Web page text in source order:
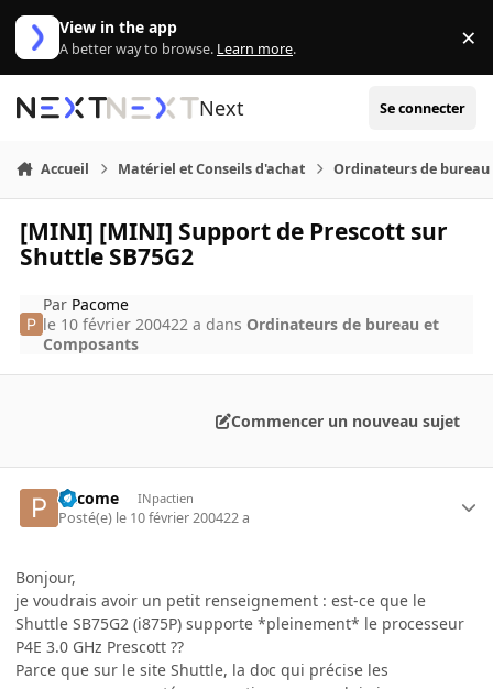
Aller au contenu
View in the app
A better way to browse. Learn more. ×
Next Se connecter
Accueil Matériel et Conseils d'achat Ordinateurs de bureau
[MINI] [MINI] Support de Prescott sur
Shuttle SB75G2
Par Pacome
le 10 février 200422 a dans Ordinateurs de bureau et
Composants
Commencer un nouveau sujet
Pacome INpactien
Posté(e) le 10 février 200422 a
Bonjour,
je voudrais avoir un petit renseignement : est-ce que le
Shuttle SB75G2 (i875P) supporte *pleinement* le processeur
P4E 3.0 GHz Prescott ??
Parce que sur le site Shuttle, la doc qui précise les